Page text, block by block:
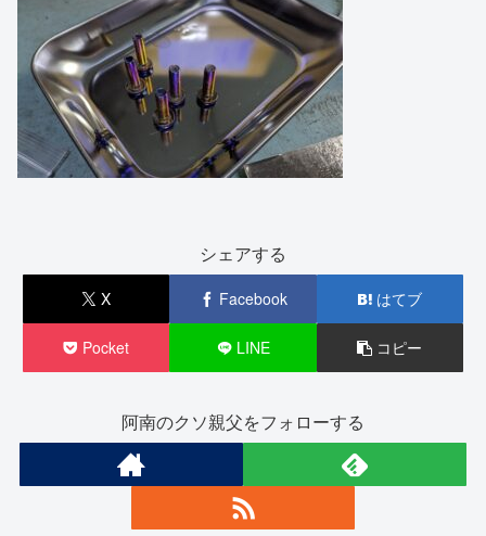
シェアする
X Facebook はてブ
Pocket LINE コピー
阿南のクソ親父をフォローする